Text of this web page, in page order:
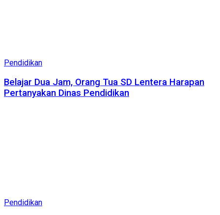
Pendidikan
Belajar Dua Jam, Orang Tua SD Lentera Harapan
Pertanyakan Dinas Pendidikan
Pendidikan